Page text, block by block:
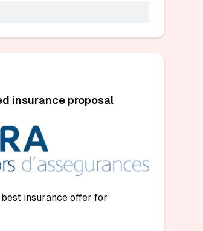
insurance proposal
insurance offer for